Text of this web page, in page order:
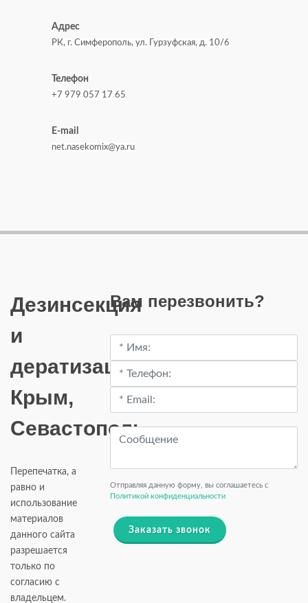
Адрес
РК, г. Симферополь, ул. Гурзуфская, д. 10/6
Телефон
+7 979 057 17 65
E-mail
net.nasekomix@ya.ru
Дезинсекция
и
дератизация
Крым,
Севастополь.
Перепечатка, а
равно и
использование
материалов
данного сайта
разрешается
только по
согласию с
владельцем.
Вам перезвонить?
Отправляя данную форму, вы соглашаетесь c
Политикой конфиденциальности
Заказать звонок